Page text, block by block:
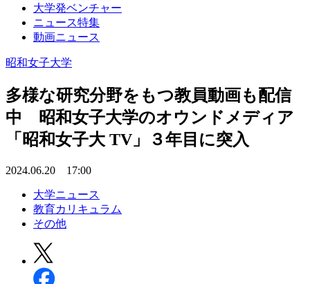
大学発ベンチャー
ニュース特集
動画ニュース
昭和女子大学
多様な研究分野をもつ教員動画も配信
中 昭和女子大学のオウンドメディア
「昭和女子大 TV」３年目に突入
2024.06.20 17:00
大学ニュース
教育カリキュラム
その他